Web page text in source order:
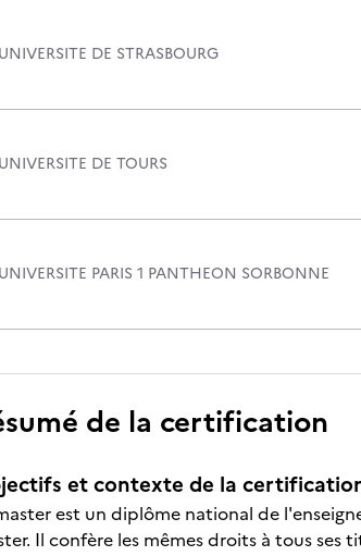
UNIVERSITE DE STRASBOURG
UNIVERSITE DE TOURS
UNIVERSITE PARIS 1 PANTHEON SORBONNE
de la certification
et contexte de la
est un diplôme national de
Il confère les mêmes droits à tous